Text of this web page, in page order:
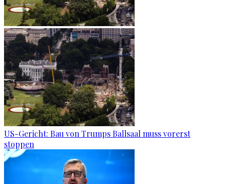
US-Gericht: Bau von Trumps Ballsaal muss vorerst
stoppen